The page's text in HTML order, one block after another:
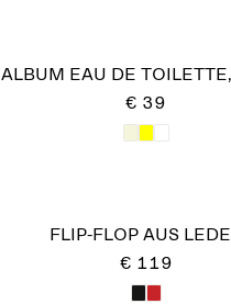
ALBUM EAU DE
€ 39
FLIP-FLOP AUS
€ 119